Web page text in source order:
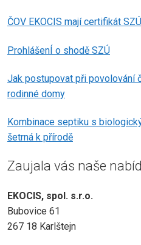
ČOV EKOCIS mají certifikát SZÚ
ProhlášenÍ o shodě SZÚ
Jak postupovat při povolování
rodinné domy
Kombinace septiku s
šetrná k přírodě
Zaujala vás naše
EKOCIS, spol. s.r.o.
Bubovice 61
267 18 Karlštejn